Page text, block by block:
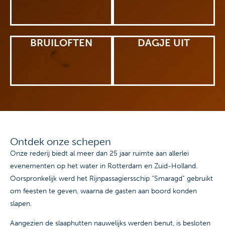
BRUILOFTEN DAGJE UIT
Ontdek onze schepen
Onze rederij biedt al meer dan 25 jaar ruimte aan allerlei
evenementen op het water in Rotterdam en Zuid-Holland.
Oorspronkelijk werd het Rijnpassagiersschip “Smaragd” gebruikt
om feesten te geven, waarna de gasten aan boord konden
slapen.
Aangezien de slaaphutten nauwelijks werden benut, is besloten